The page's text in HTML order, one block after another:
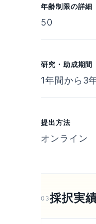
年齢制限の詳細
50
研究・助成期間
1年間から3
提出方法
オンライン
03採択実